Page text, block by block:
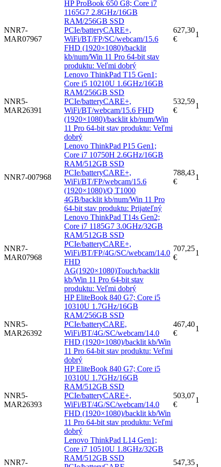
NNR7-
MAR07967
HP ProBook 650 G8; Core i7
1165G7 2.8GHz/16GB
RAM/256GB SSD
PCIe/batteryCARE+,
WiFi/BT/FP/SC/webcam/15.6
FHD (1920×1080)/backlit
kb/num/Win 11 Pro 64-bit stav
produktu: Veľmi dobrý
627,30
€
1
NNR5-
MAR26391
Lenovo ThinkPad T15 Gen1;
Core i5 10210U 1.6GHz/16GB
RAM/256GB SSD
PCIe/batteryCARE+,
WiFi/BT/webcam/15.6 FHD
(1920×1080)/backlit kb/num/Win
11 Pro 64-bit stav produktu: Veľmi
dobrý
532,59
€
1
NNR7-007968
Lenovo ThinkPad P15 Gen1;
Core i7 10750H 2.6GHz/16GB
RAM/512GB SSD
PCIe/batteryCARE+,
WiFi/BT/FP/webcam/15.6
(1920×1080)/Q T1000
4GB/backlit kb/num/Win 11 Pro
64-bit stav produktu: Prijateľný
788,43
€
1
NNR7-
MAR07968
Lenovo ThinkPad T14s Gen2;
Core i7 1185G7 3.0GHz/32GB
RAM/512GB SSD
PCIe/batteryCARE+,
WiFi/BT/FP/4G/SC/webcam/14.0
FHD
AG(1920×1080)Touch/backlit
kb/Win 11 Pro 64-bit stav
produktu: Veľmi dobrý
707,25
€
1
NNR5-
MAR26392
HP EliteBook 840 G7; Core i5
10310U 1.7GHz/16GB
RAM/256GB SSD
PCIe/batteryCARE,
WiFi/BT/4G/SC/webcam/14.0
FHD (1920×1080)/backlit kb/Win
11 Pro 64-bit stav produktu: Veľmi
dobrý
467,40
€
1
NNR5-
MAR26393
HP EliteBook 840 G7; Core i5
10310U 1.7GHz/16GB
RAM/512GB SSD
PCIe/batteryCARE+,
WiFi/BT/4G/SC/webcam/14.0
FHD (1920×1080)/backlit kb/Win
11 Pro 64-bit stav produktu: Veľmi
dobrý
503,07
€
1
NNR7-
Lenovo ThinkPad L14 Gen1;
Core i7 10510U 1.8GHz/32GB
RAM/512GB SSD
547,35